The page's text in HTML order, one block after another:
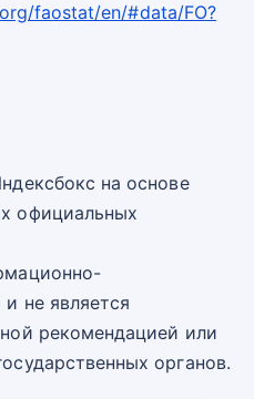
faostat/en/#data/FO?
на основе
официальных
не является
рекомендацией или
органов.